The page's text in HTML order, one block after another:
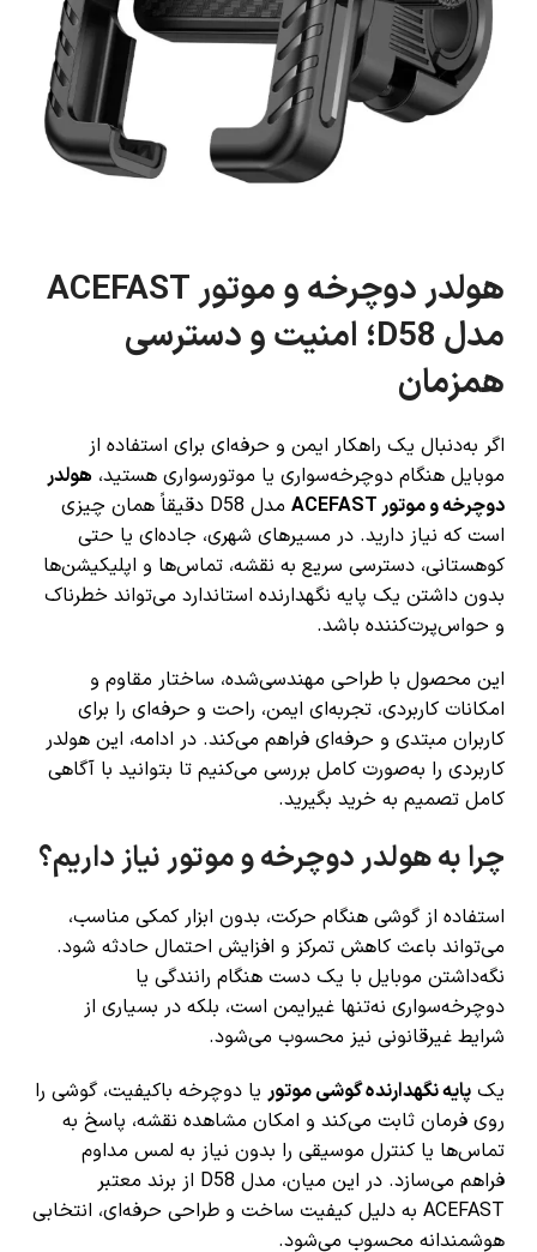
هولدر دوچرخه و موتور ACEFAST
مدل D58؛ امنیت و دسترسی
همزمان
اگر به‌دنبال یک راهکار ایمن و حرفه‌ای برای استفاده از
موبایل هنگام دوچرخه‌سواری یا موتورسواری هستید، هولدر
دوچرخه و موتور ACEFAST
مدل D58 دقیقاً همان چیزی
است که نیاز دارید. در مسیرهای شهری، جاده‌ای یا حتی
کوهستانی، دسترسی سریع به نقشه، تماس‌ها و اپلیکیشن‌ها
بدون داشتن یک پایه نگهدارنده استاندارد می‌تواند خطرناک
و حواس‌پرت‌کننده باشد.
این محصول با طراحی مهندسی‌شده، ساختار مقاوم و
امکانات کاربردی، تجربه‌ای ایمن، راحت و حرفه‌ای را برای
کاربران مبتدی و حرفه‌ای فراهم می‌کند. در ادامه، این هولدر
کاربردی را به‌صورت کامل بررسی می‌کنیم تا بتوانید با آگاهی
کامل تصمیم به خرید بگیرید.
چرا به هولدر دوچرخه و موتور نیاز داریم؟
استفاده از گوشی هنگام حرکت، بدون ابزار کمکی مناسب،
می‌تواند باعث کاهش تمرکز و افزایش احتمال حادثه شود.
نگه‌داشتن موبایل با یک دست هنگام رانندگی یا
دوچرخه‌سواری نه‌تنها غیرایمن است، بلکه در بسیاری از
شرایط غیرقانونی نیز محسوب می‌شود.
یک پایه نگهدارنده گوشی موتور یا دوچرخه باکیفیت، گوشی را
روی فرمان ثابت می‌کند و امکان مشاهده نقشه، پاسخ به
تماس‌ها یا کنترل موسیقی را بدون نیاز به لمس مداوم
فراهم می‌سازد. در این میان، مدل D58 از برند معتبر
ACEFAST به دلیل کیفیت ساخت و طراحی حرفه‌ای، انتخابی
هوشمندانه محسوب می‌شود.